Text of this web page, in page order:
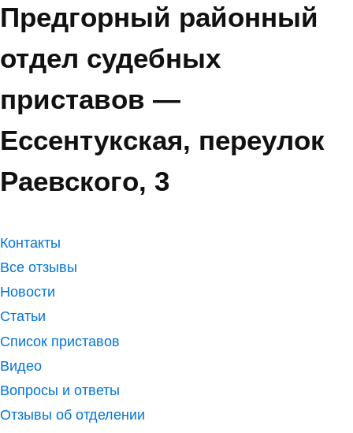
Предгорный районный
отдел судебных
приставов —
Ессентукская, переулок
Раевского, 3
Контакты
Все отзывы
Новости
Статьи
Список приставов
Видео
Вопросы и ответы
Отзывы об отделении